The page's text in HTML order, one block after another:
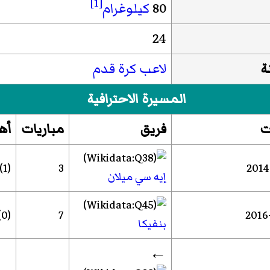
80 كيلوغرام
24
لاعب كرة قدم
المسيرة الاحترافية
فريق مباريات
إيه سي ميلان 3
(1)
بنفيكا 7
(0)
←